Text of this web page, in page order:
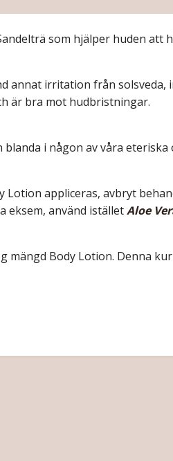
som hjälper huden att
annat irritation från solsveda,
är bra mot hudbristningar.
i någon av våra
appliceras, avbryt
eksem, använd iställetAloe
mängd Body Lotion. Denna